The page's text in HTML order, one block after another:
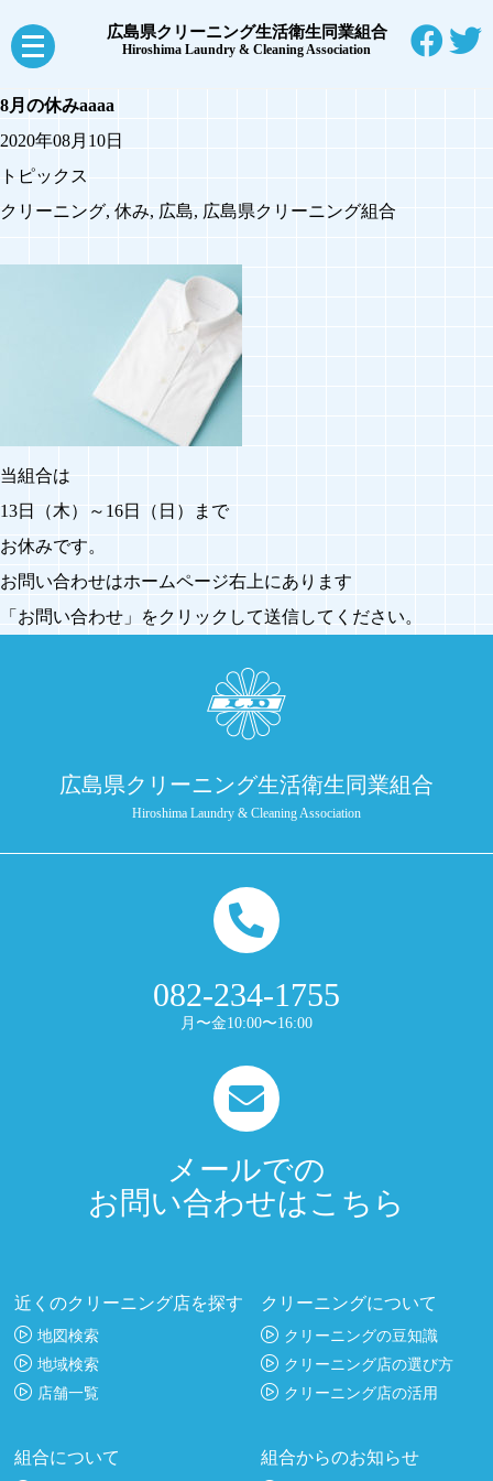
広島県クリーニング生活衛生同業組合
Hiroshima Laundry & Cleaning Association
メ
ュ
ー
を
開
8月の休みaaaa
2020年08月10日
トピックス
クリーニング, 休み, 広島, 広島県クリーニング組合
当組合は
13日（木）～16日（日）まで
お休みです。
お問い合わせはホームページ右上にあります
「お問い合わせ」をクリックして送信してください。
広島県クリーニング生活衛生同業組合
Hiroshima Laundry & Cleaning Association
082-234-1755
月〜金10:00〜16:00
メールでの
お問い合わせはこちら
近くのクリーニング店を探す
地図検索
地域検索
店舗一覧
クリーニングについて
クリーニングの豆知識
クリーニング店の選び方
クリーニング店の活用
組合について 組合からのお知らせ